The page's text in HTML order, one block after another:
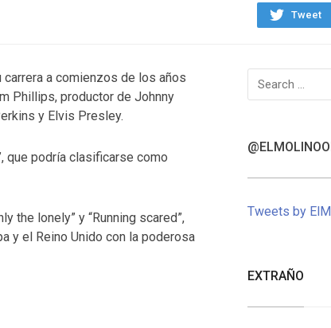
Tweet
a comienzos de los años
Phillips, productor de Johnny
y Elvis Presley.
que podría clasificarse como
the lonely” y “Running scared”,
y el Reino Unido con la poderosa
Search
for:
Tweets by
EXTRAÑO